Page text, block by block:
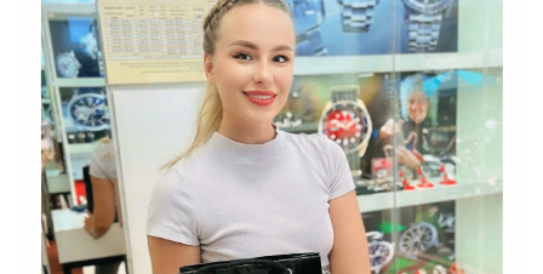
Đồng Hồ Chính Hãng
Hwatch Chuyên Nhập khẩu Và Phân Phối Các Loại